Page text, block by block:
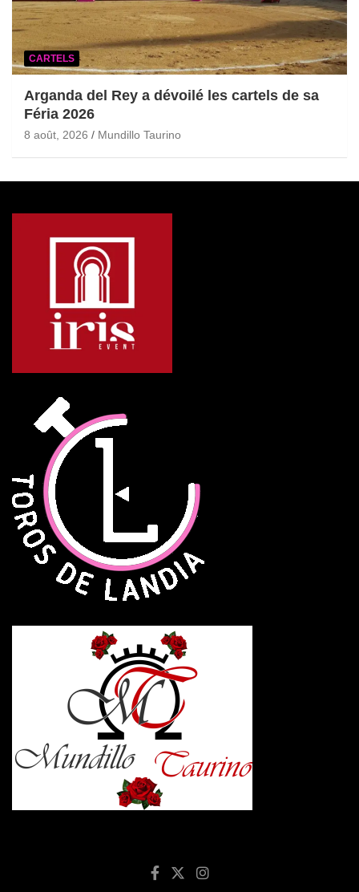
CARTELS
Arganda del Rey a dévoilé les cartels de sa
Féria 2026
8 août, 2026 Mundillo Taurino